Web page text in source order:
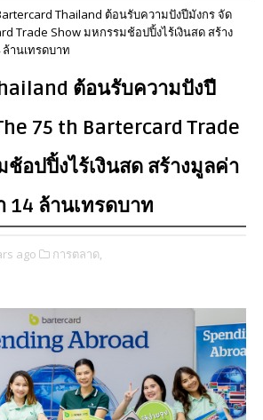
Thailand ต้อนรับความปังปีมังกร จัด
Trade Show มหกรรมช้อปปิ้งไร้เงินสด สร้าง
านเทรดบาท
ต้อนรับความปังปี
75 th Bartercard Trade
อปปิ้งไร้เงินสด สร้างมูลค่า
14 ล้านเทรดบาท
ago การตลาด,